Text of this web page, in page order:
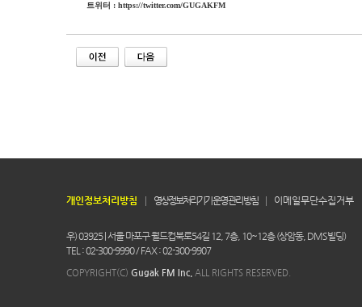
트위터 : https://twitter.com/GUGAKFM
개인정보처리방침 영상정보처리기기 운영 관리 방침 이메일무단수집거부
우) 03925 | 서울 마포구 월드컵북로54길 12, 7층, 10~12층 (상암동, DMS빌딩)
TEL : 02-300-9990 / FAX : 02-300-9907
COPYRIGHT(C) Gugak FM Inc. ALL RIGHTS RESERVED.